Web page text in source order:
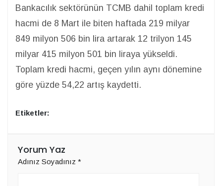
Bankacılık sektörünün TCMB dahil toplam kredi
hacmi de 8 Mart ile biten haftada 219 milyar
849 milyon 506 bin lira artarak 12 trilyon 145
milyar 415 milyon 501 bin liraya yükseldi.
Toplam kredi hacmi, geçen yılın aynı dönemine
göre yüzde 54,22 artış kaydetti.
Etiketler:
Yorum Yaz
Adınız Soyadınız *